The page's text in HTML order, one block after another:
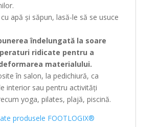
apă și săpun, lasă-le să se usuce
îndelungată la soare
ridicate pentru a
materialului.
în salon, la pedichiură, ca
interior sau pentru activități
yoga, pilates, plajă, piscină.
produsele FOOTLOGIX®